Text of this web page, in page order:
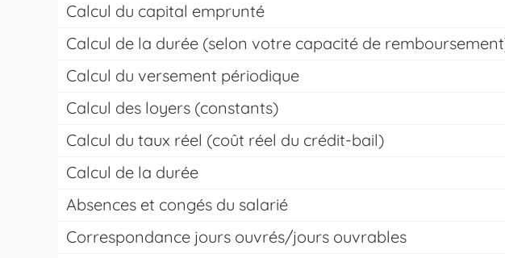
Calcul du capital emprunté
Calcul de la durée (selon votre capacité de
Calcul du versement périodique
Calcul des loyers (constants)
Calcul du taux réel (coût réel du crédit-bail)
Calcul de la durée
Absences et congés du salarié
Correspondance jours ouvrés/jours ouvrables